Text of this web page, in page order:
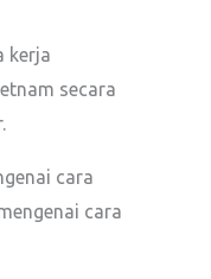
kerja
secara
cara
cara